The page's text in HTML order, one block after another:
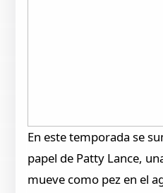
En este temporada se
papel de Patty Lance,
mueve como pez en el